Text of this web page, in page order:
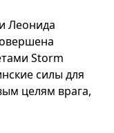
Леонида
Storm
силы для
целям врага,